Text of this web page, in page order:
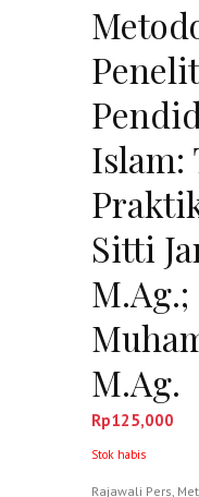
Islam:
Sitti
M.Ag.
Rp125,000
Stok habis
Rajawali Pers,